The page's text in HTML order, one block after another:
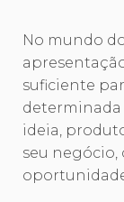
No mundo
suficiente
determinada
ideia,
seu negócio,